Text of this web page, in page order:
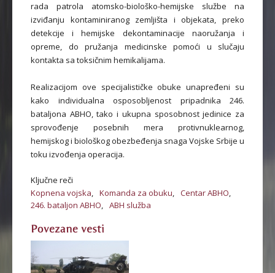
rada patrola atomsko-biološko-hemijske službe na
izviđanju kontaminiranog zemljišta i objekata, preko
detekcije i hemijske dekontaminacije naoružanja i
opreme, do pružanja medicinske pomoći u slučaju
kontakta sa toksičnim hemikalijama.
Realizacijom ove specijalističke obuke unapređeni su
kako individualna osposobljenost pripadnika 246.
bataljona ABHO, tako i ukupna sposobnost jedinice za
sprovođenje posebnih mera protivnuklearnog,
hemijskog i biološkog obezbeđenja snaga Vojske Srbije u
toku izvođenja operacija.
Ključne reči
Kopnena vojska, Komanda za obuku, Centar ABHO,
246. bataljon ABHO, ABH služba